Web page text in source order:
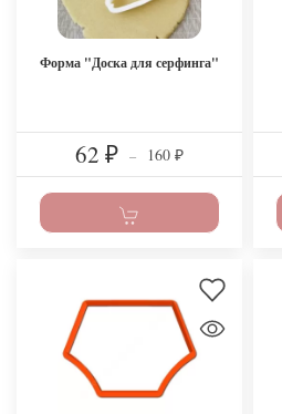
Форма "Доска для серфинга"
62 ₽ – 160 ₽